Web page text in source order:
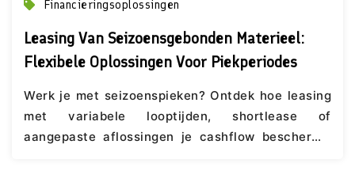
Financieringsoplossingen
Leasing Van Seizoensgebonden Materieel:
Flexibele Oplossingen Voor Piekperiodes
Werk je met seizoenspieken? Ontdek hoe leasing
met variabele looptijden, shortlease of
aangepaste aflossingen je cashflow beschermt.